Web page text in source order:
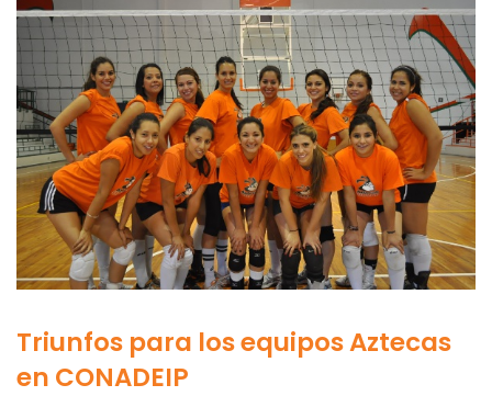
Triunfos para los equipos Aztecas
en CONADEIP